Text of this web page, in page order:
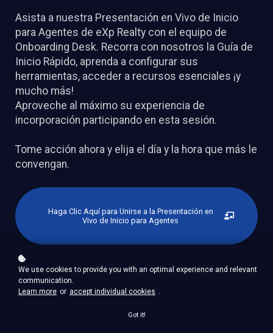
Asista a nuestra Presentación en Vivo de Inicio
para Agentes de eXp Realty con el equipo de
Onboarding Desk. Recorra con nosotros la Guía de
Inicio Rápido, aprenda a configurar sus
herramientas, acceder a recursos esenciales ¡y
mucho más!
Aproveche al máximo su experiencia de
incorporación participando en esta sesión.
Tome acción ahora y elija el día y la hora que más le
convengan.
Haga Clic Aquí para Unirse a la Presentación en
Vivo de Inicio para Agentes
We use cookies to provide you with an optimal experience and relevant
communication.
Learn more or accept individual cookies .
Got it!